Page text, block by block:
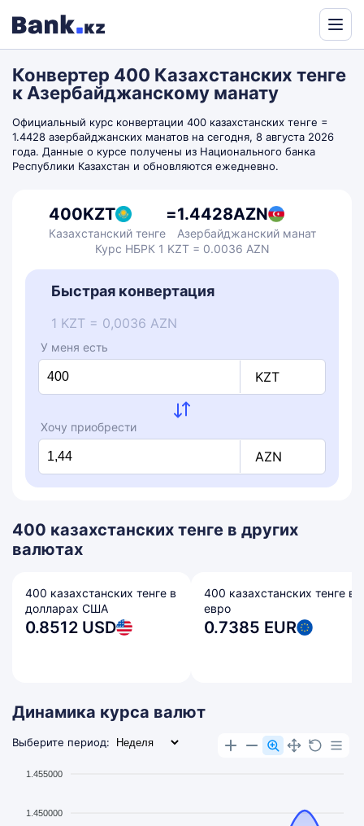
by
Translate
Конвертер 400 Казахстанских тенге
к Азербайджанскому манату
Официальный курс конвертации 400 казахстанских тенге =
1.4428 азербайджанских манатов на сегодня, 8 августа 2026
года. Данные о курсе получены из Национального банка
Республики Казахстан и обновляются ежедневно.
400KZT
Казахстанский тенге
=1.4428AZN
Азербайджанский манат
Курс НБРК 1 KZT = 0.0036 AZN
Быстрая конвертация
1 KZT = 0,0036 AZN
У меня есть
KZT
Хочу приобрести
AZN
400 казахстанских тенге в других
валютах
400 казахстанских тенге в
долларах США
0.8512 USD
400 казахстанских тенге в
евро
0.7385 EUR
Динамика курса валют
Выберите период:
1.455000
1.450000